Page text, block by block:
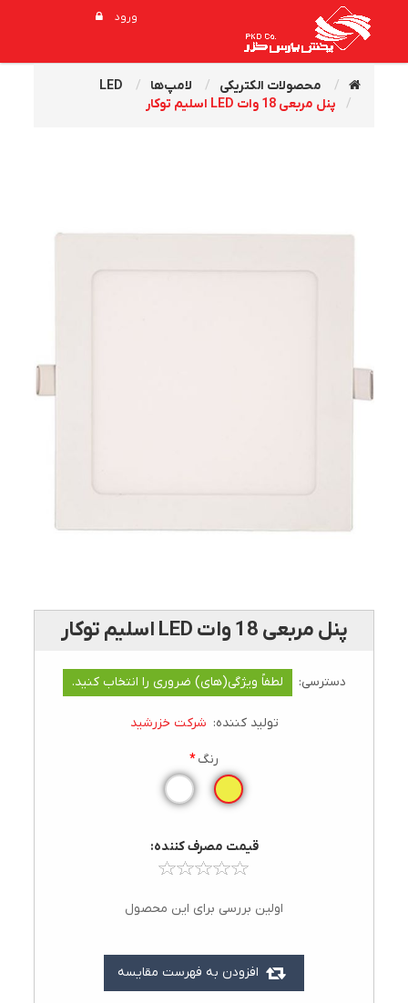
ورود
محصولات الکتریکی لامپ‌ها
LED
پنل مربعی 18 وات LED اسليم توکار
پنل مربعی 18 وات LED اسليم توکار
دسترسی: لطفاً ویژگی(های) ضروری را انتخاب کنید.
تولید کننده: شرکت خزرشید
رنگ *
قيمت مصرف کننده:
افزودن به فهرست مقایسه
اولین بررسی برای این محصول